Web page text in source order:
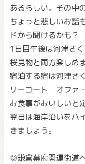
あるらしい。その中
ちょっと悲しいお話
ドから聞けるかも？
1日目午後は河津さ
桜見物と両方楽しめ
宿泊する宿は河津さ
リーコート オファ・
お食事がおいしいと
翌日は海岸沿いをハ
きましょう。
◎鎌倉幕府開運街道